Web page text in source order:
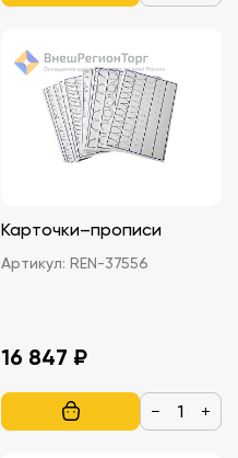
Карточки–прописи
Артикул: REN-37556
16 847 ₽
− +